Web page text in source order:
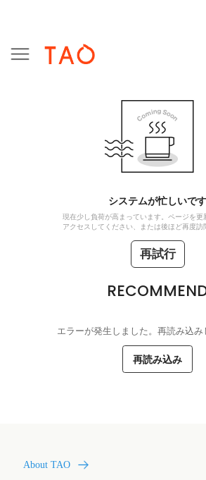
システムが忙しいです
現在少し負荷が高まっています。ページを更
アクセスしてください、または後ほど再度訪
再試行
エラーが発生しました。再読み込
再読み込み
About TAO